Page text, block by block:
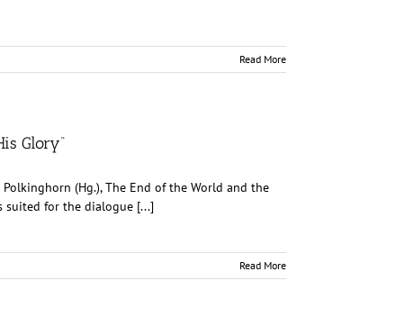
Read More
Glory“
Polkinghorn (Hg.), The End of the World and the
suited for the dialogue [...]
Read More